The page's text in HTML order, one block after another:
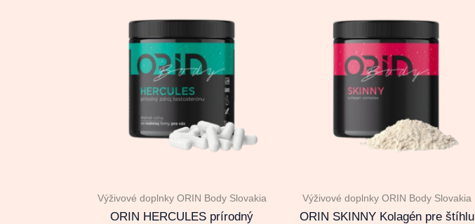
Výživové doplnky ORIN Body Slovakia
ORIN HERCULES prírodný
Výživové doplnky ORIN Body Slovakia
ORIN SKINNY Kolagén pre štíhlu